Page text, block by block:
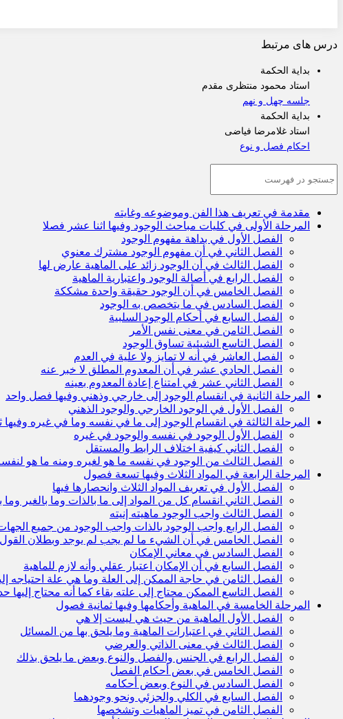
درس های مرتبط
بدایة الحکمة
استاد محمود منتظری مقدم
جلسه چهل و نهم
بدایة الحکمة
استاد غلامرضا فیاضی
احکام فصل و نوع
مقدمة في تعريف هذا الفن وموضوعه وغايته
المرحلة الأولى في كليات مباحث الوجود وفيها اثنا عشر فصلا
الفصل الأول في بداهة مفهوم الوجود
الفصل الثاني في أن مفهوم الوجود مشترك معنوي
الفصل الثالث في أن الوجود زائد على الماهية عارض لها
الفصل الرابع في أصالة الوجود واعتبارية الماهية
الفصل الخامس في أن الوجود حقيقة واحدة مشككة
الفصل السادس في ما يتخصص به الوجود
الفصل السابع في أحكام الوجود السلبية
الفصل الثامن في معنى نفس الأمر
الفصل التاسع الشيئية تساوق الوجود
الفصل العاشر في أنه لا تمايز ولا علية في العدم
الفصل الحادي عشر في أن المعدوم المطلق لا خبر عنه
الفصل الثاني عشر في امتناع إعادة المعدوم بعينه
المرحلة الثانية في انقسام الوجود إلى خارجي وذهني وفيها فصل واحد
الفصل الأول في الوجود الخارجي والوجود الذهني
المرحلة الثالثة في انقسام الوجود إلى ما في نفسه وما في غيره وفيها
الفصل الأول الوجود في نفسه والوجود في غيره
الفصل الثاني كيفية اختلاف الرابط والمستقل
الفصل الثالث من الوجود في نفسه ما هو لغيره ومنه ما هو
المرحلة الرابعة في المواد الثلاث وفيها تسعة فصول
الفصل الأول في تعريف المواد الثلاث وانحصارها فيها
الفصل الثاني انقسام كل من المواد إلى ما بالذات وما بالغير وما
الفصل الثالث واجب الوجود ماهيته إنيته
الفصل الرابع واجب الوجود بالذات واجب الوجود من جميع
الفصل الخامس في أن الشيء ما لم يجب لم يوجد وبطلان القول
الفصل السادس في معاني الإمكان
الفصل السابع في أن الإمكان اعتبار عقلي وأنه لازم للماهية
الفصل الثامن في حاجة الممكن إلى العلة وما هي علة احتياجه
الفصل التاسع الممكن محتاج إلى علته بقاء كما أنه محتاج إليها
المرحلة الخامسة في الماهية وأحكامها وفيها ثمانية فصول
الفصل الأول الماهية من حيث هي ليست إلا هي
الفصل الثاني في اعتبارات الماهية وما يلحق بها من المسائل
الفصل الثالث في معنى الذاتي والعرضي
الفصل الرابع في الجنس والفصل والنوع وبعض ما يلحق بذلك
الفصل الخامس في بعض أحكام الفصل
الفصل السادس في النوع وبعض أحكامه
الفصل السابع في الكلي والجزئي ونحو وجودهما
الفصل الثامن في تميز الماهيات وتشخصها